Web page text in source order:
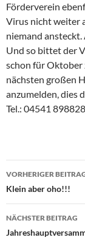
Förderverein
Virus nicht weiter
niemand
Und so bittet der
schon für Oktober
nächsten großen
anzumelden, dies
Tel.: 04541
VORHERIGER
Klein aber oho!!!
NÄCHSTER BEITRAG